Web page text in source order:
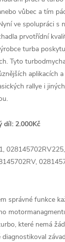
vůbec a tím
ve spolupráci s
prvotřídní
turba
Tyto
aplikacích
rallye i
díl: 2.000Kč
správné funkce
které nemá